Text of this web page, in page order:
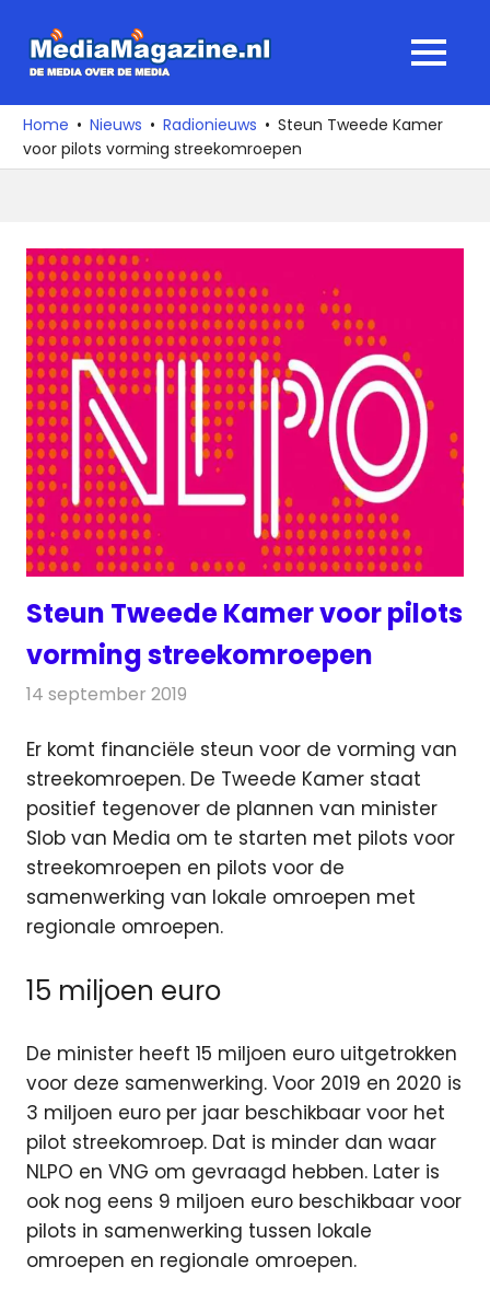
naar
media
over
de
MENU
Home Nieuws Radionieuws
Steun Tweede Kamer
voor pilots vorming streekomroepen
Steun Tweede Kamer voor pilots
vorming streekomroepen
14 september 2019
Er komt financiële steun voor de vorming van
streekomroepen. De Tweede Kamer staat
positief tegenover de plannen van minister
Slob van Media om te starten met pilots voor
streekomroepen en pilots voor de
samenwerking van lokale omroepen met
regionale omroepen.
15 miljoen euro
De minister heeft 15 miljoen euro uitgetrokken
voor deze samenwerking. Voor 2019 en 2020 is
3 miljoen euro per jaar beschikbaar voor het
pilot streekomroep. Dat is minder dan waar
NLPO en VNG om gevraagd hebben. Later is
ook nog eens 9 miljoen euro beschikbaar voor
pilots in samenwerking tussen lokale
omroepen en regionale omroepen.